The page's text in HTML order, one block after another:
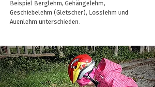
Beispiel Berglehm, Gehängelehm,
Geschiebelehm (Gletscher), Lösslehm und
Auenlehm unterschieden.